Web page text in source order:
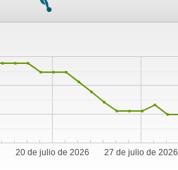
20 de julio de 2026 27 de julio de 2026